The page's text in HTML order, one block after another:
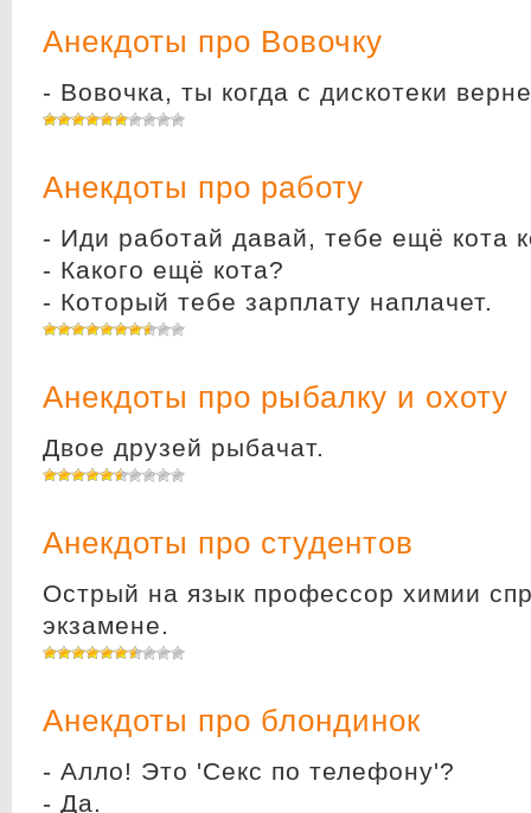
Анекдоты про Вовочку
- Вовочка, ты когда с дискотеки
Анекдоты про работу
- Иди работай давай, тебе ещё кота
- Какого ещё кота?
- Который тебе зарплату наплачет.
Анекдоты про рыбалку и охоту
Двое друзей рыбачат.
Анекдоты про студентов
Острый на язык профессор химии
экзамене.
Анекдоты про блондинок
- Алло! Это 'Секс по телефону'?
- Да.